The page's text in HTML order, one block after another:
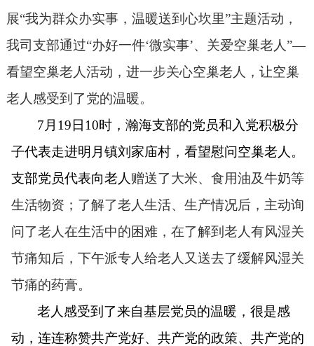
展“我为群众办实事，温暖送到心坎里”主题活动，
我司支部通过“办好一件‘微实事’、关爱空巢老人”—
看望空巢老人活动，进一步关心空巢老人，让空巢
老人感受到了党的温暖。
7 月 19 日 10时，瀚海支部的党员和入党积极分
子代表走进明月镇刘家庙村，看望慰问空巢老人。
支部党员代表向老人 赠送了大米、食用油及牛奶等
生活物资；了解了老人生活、生产情况后，主动询
问了老人在生活中的困难，在了解到老人有风湿关
节痛知后，下午派专人给老人又送去了缓解风湿关
节痛的药膏。
老人感受到了来自基层党员的温暖，很是感
动，连连称赞共产党好、共产党的政策、共产党的